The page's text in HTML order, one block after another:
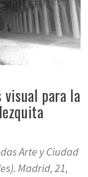
para la
Arte y Ciudad
Madrid, 21,